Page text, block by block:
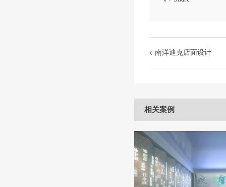
南洋迪克店面设计
相关案例